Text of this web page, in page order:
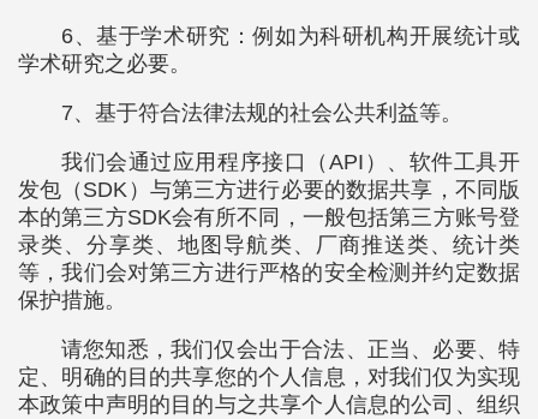
6、基于学术研究：例如为科研机构开展统计或
学术研究之必要。
7、基于符合法律法规的社会公共利益等。
我们会通过应用程序接口（API）、软件工具开
发包（SDK）与第三方进行必要的数据共享，不同版
本的第三方SDK会有所不同，一般包括第三方账号登
录类、分享类、地图导航类、厂商推送类、统计类
等，我们会对第三方进行严格的安全检测并约定数据
保护措施。
请您知悉，我们仅会出于合法、正当、必要、特
定、明确的目的共享您的个人信息，对我们仅为实现
本政策中声明的目的与之共享个人信息的公司、组织